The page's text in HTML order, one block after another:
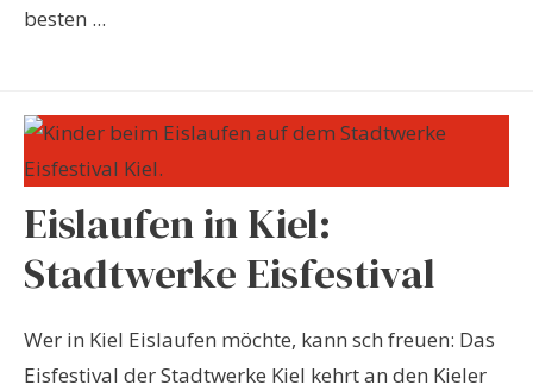
besten ...
Eislaufen in Kiel:
Stadtwerke Eisfestival
Wer in Kiel Eislaufen möchte, kann sch freuen: Das
Eisfestival der Stadtwerke Kiel kehrt an den Kieler